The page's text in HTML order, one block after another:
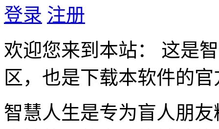
登录 注册
欢迎您来到本站： 这是
区，也是下载本软件的
智慧人生是专为盲人朋